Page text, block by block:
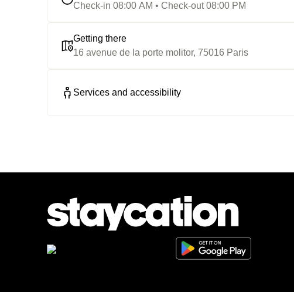
Check-in 08:00 AM • Check-out 08:00 PM
Getting there
16 avenue de la porte molitor, 75016 Paris
Services and accessibility